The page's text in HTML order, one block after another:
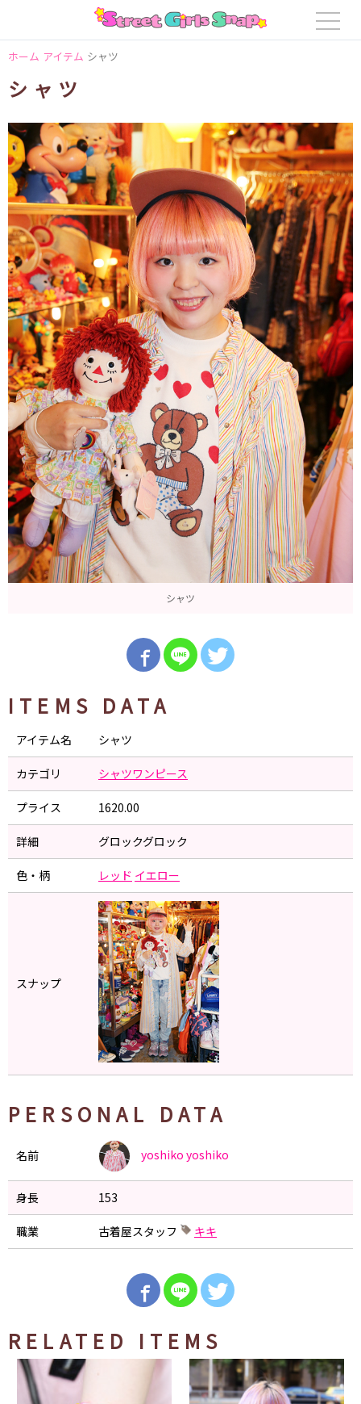
ホーム アイテム シャツ
シャツ
シャツ
ITEMS DATA
アイテム名 シャツ
カテゴリ シャツワンピース
プライス 1620.00
詳細 グロックグロック
色・柄 レッド イエロー
スナップ
PERSONAL DATA
名前 yoshiko yoshiko
身長 153
職業 古着屋スタッフ キキ
RELATED ITEMS